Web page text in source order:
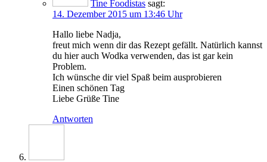
Tine Foodistas sagt:
14. Dezember 2015 um 13:46 Uhr
Hal­lo lie­be Nadja,
freut mich wenn dir das Rezept gefällt. Natür­lich kannst
du hier auch Wod­ka ver­wen­den, das ist gar kein
Problem.
Ich wün­sche dir viel Spaß beim ausprobieren
Einen schö­nen Tag
Lie­be Grü­ße Tine
Antworten